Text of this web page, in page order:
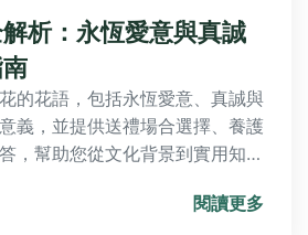
析：永恆愛意與真誠
的花語，包括永恆愛意、真誠與
義，並提供送禮場合選擇、養護
，幫助您從文化背景到實用知識
閱讀更多